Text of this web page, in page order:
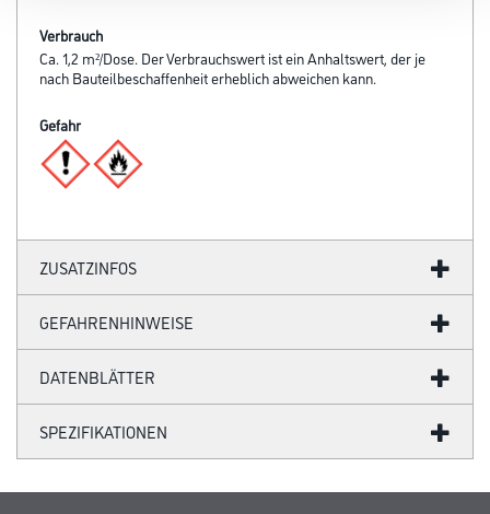
Verbrauch
Ca. 1,2 m²/Dose. Der Verbrauchswert ist ein Anhaltswert, der je
nach Bauteilbeschaffenheit erheblich abweichen kann.
Gefahr
ZUSATZINFOS
GEFAHRENHINWEISE
DATENBLÄTTER
SPEZIFIKATIONEN